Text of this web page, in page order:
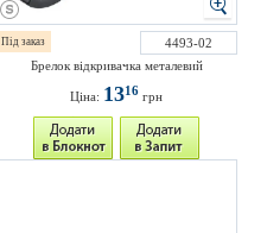
Під заказ
4493-02
Брелок відкривачка металевий
Ціна: 1316 грн